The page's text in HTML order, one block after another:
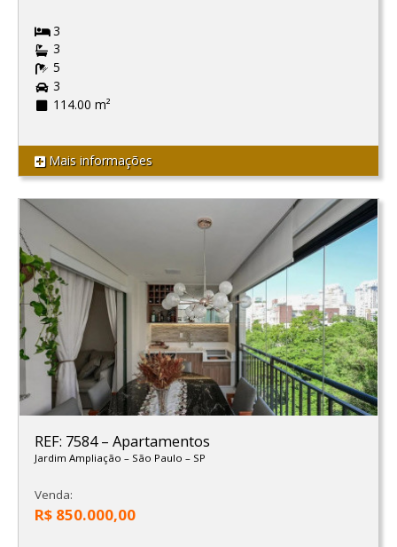
3
3
5
3
114.00 m²
Mais informações
REF: 7584– Apartamentos
Jardim Ampliação – São Paulo – SP
Venda:
R$ 850.000,00